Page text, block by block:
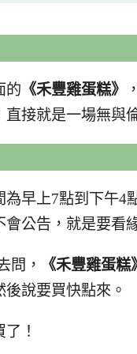
的 《禾豐雞蛋糕》
接就是一場無與
早上7點到下午4
公告，就是要看
問， 《禾豐雞蛋糕
說要買快點來。
！